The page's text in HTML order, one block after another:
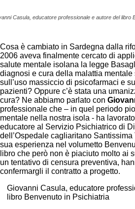
Casula, educatore professionale e autore del libro
Cosa è cambiato in Sardegna dalla
2006 aveva finalmente cercato di
salute mentale isolana la legge
diagnosi e cura della malattia mentale
sull’uso massiccio di psicofarmaci e
pazienti? Oppure c’è stata una
cura? Ne abbiamo parlato con
professionale che – in quel periodo
mentale nella nostra isola - ha
educatore al Servizio Psichiatrico di
dell’Ospedale cagliaritano
sua esperienza nel volumetto
libro che però non è piaciuto molto ai
un tentativo di censura preventiva,
confermargli il contratto a progetto.
Giovanni Casula, educatore
libro Benvenuto in Psichiatria